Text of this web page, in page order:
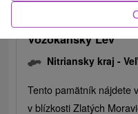
Vozokansky Lev
Nitriansky kraj -
Tento pamätník nájdete
v blízkosti Zlatých